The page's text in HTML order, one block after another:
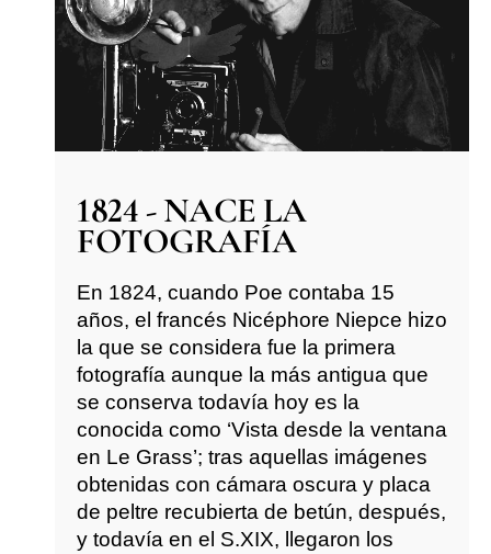
1824 - NACE LA
FOTOGRAFÍA
En 1824, cuando Poe contaba 15
años, el francés Nicéphore Niepce hizo
la que se considera fue la primera
fotografía aunque la más antigua que
se conserva todavía hoy es la
conocida como ‘Vista desde la ventana
en Le Grass’; tras aquellas imágenes
obtenidas con cámara oscura y placa
de peltre recubierta de betún, después,
y todavía en el S.XIX, llegaron los